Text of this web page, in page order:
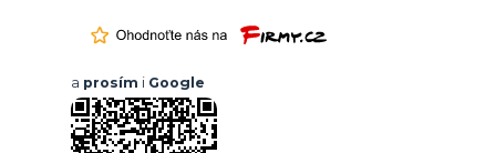
a prosím i Google